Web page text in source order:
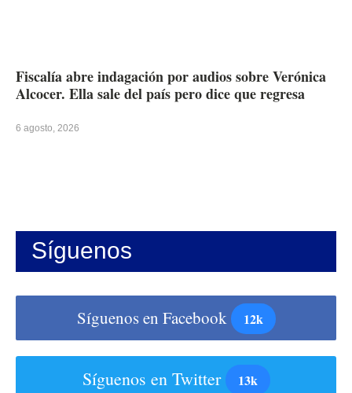
Fiscalía abre indagación por audios sobre Verónica
Alcocer. Ella sale del país pero dice que regresa
6 agosto, 2026
Síguenos
Síguenos en Facebook 12k
Síguenos en Twitter 13k